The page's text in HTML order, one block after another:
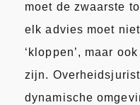
moet de zwaarste
elk advies moet
‘kloppen’, maar
zijn.
dynamische